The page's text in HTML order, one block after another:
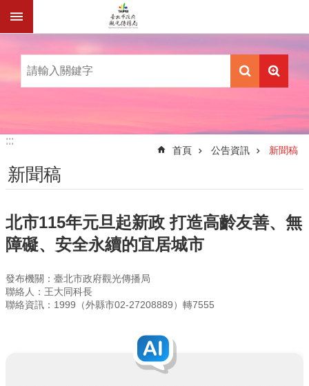
跳到主要內容區塊
:::
:::
首頁 公告資訊 新聞稿
新聞稿
北市115年元旦起新政 打造高齡友善、無
障礙、安全永續的宜居城市
發布機關：臺北市政府觀光傳播局
聯絡人：王大同科長
聯絡資訊：1999（外縣市02-27208889）轉7555